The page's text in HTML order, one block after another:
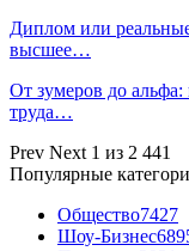
Диплом или
высшее…
От зумеров до
труда…
Prev Next 1 из 2 441
Популярные
Общество7427
Шоу-Бизнес